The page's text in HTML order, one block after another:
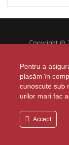
Copyright ©
Pentru a
plasăm în
cunoscute sub
urilor mari fac
Accept